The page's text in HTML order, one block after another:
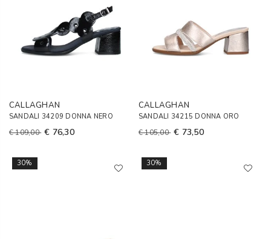
CALLAGHAN
SANDALI 34209 DONNA NERO
€ 109,00 € 76,30
CALLAGHAN
SANDALI 34215 DONNA ORO
€ 105,00 € 73,50
30% 30%